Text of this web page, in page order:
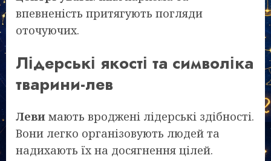
впевненість притягують погляди
оточуючих.
Лідерські якості та символіка
тварини-лев
Леви мають вроджені лідерські здібності.
Вони легко організовують людей та
надихають їх на досягнення цілей.